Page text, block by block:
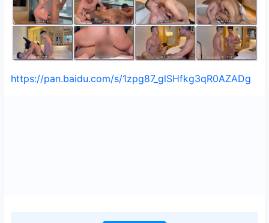
https://pan.baidu.com/s/1zpg87_glSHfkg3qR0AZADg